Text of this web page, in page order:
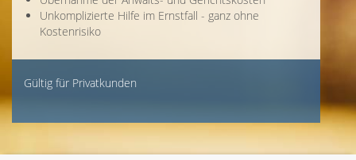
Unkomplizierte Hilfe im Ernstfall - ganz ohne
Kostenrisiko
Gültig für Privatkunden